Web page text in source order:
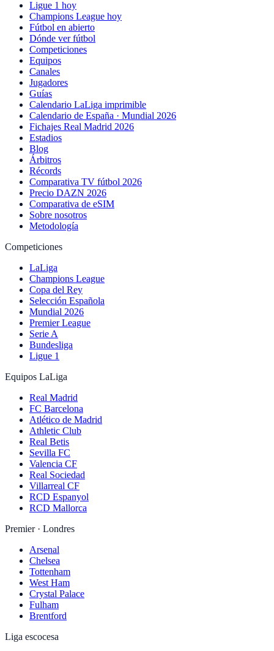
Ligue 1 hoy
Champions League hoy
Fútbol en abierto
Dónde ver fútbol
Competiciones
Equipos
Canales
Jugadores
Guías
Calendario LaLiga imprimible
Calendario de España · Mundial 2026
Fichajes Real Madrid 2026
Estadios
Blog
Árbitros
Récords
Comparativa TV fútbol 2026
Precio DAZN 2026
Comparativa de eSIM
Sobre nosotros
Metodología
Competiciones
LaLiga
Champions League
Copa del Rey
Selección Española
Mundial 2026
Premier League
Serie A
Bundesliga
Ligue 1
Equipos LaLiga
Real Madrid
FC Barcelona
Atlético de Madrid
Athletic Club
Real Betis
Sevilla FC
Valencia CF
Real Sociedad
Villarreal CF
RCD Espanyol
RCD Mallorca
Premier · Londres
Arsenal
Chelsea
Tottenham
West Ham
Crystal Palace
Fulham
Brentford
Liga escocesa